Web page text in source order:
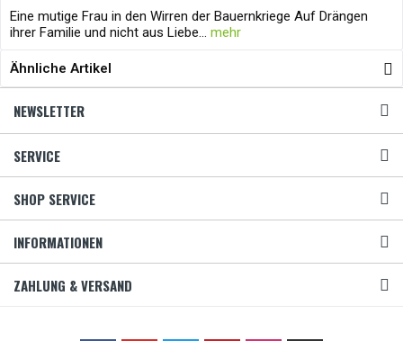
Eine mutige Frau in den Wirren der Bauernkriege Auf Drängen
ihrer Familie und nicht aus Liebe... mehr
Ähnliche Artikel
NEWSLETTER
SERVICE
SHOP SERVICE
INFORMATIONEN
ZAHLUNG & VERSAND